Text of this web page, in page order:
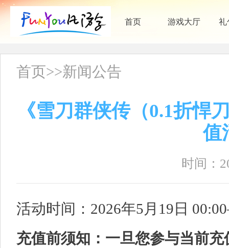
首页 游戏大厅 礼
首页>>新闻公告
《雪刀群侠传（0.1折悍
值
时间：
活动时间：2026年5月19日
充值前须知：一旦您参与当前